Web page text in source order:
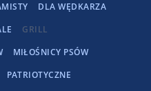
DLA WĘDKARZA
GRILL
MIŁOŚNICY PSÓW
PATRIOTYCZNE